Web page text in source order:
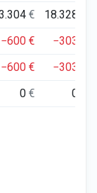
€ 18.328
−600€ −303
−600€ −303
0€ 0